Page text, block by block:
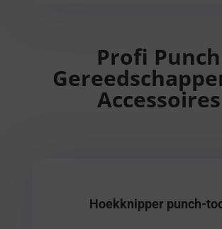
Profi Punch
Accessoires
Hoekknipper punch-